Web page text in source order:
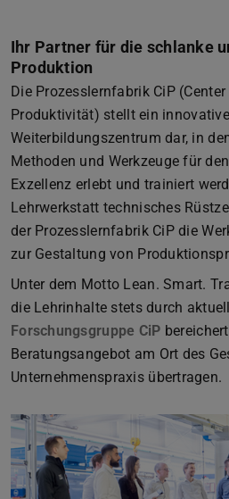
Ihr Partner für die schlanke
Produktion
Die Prozesslernfabrik CiP
Produktivität) stellt ein
Weiterbildungszentrum dar, in
Methoden und Werkzeuge für
Exzellenz erlebt und trainiert
Lehrwerkstatt technisches
der Prozesslernfabrik CiP die
zur Gestaltung von
Unter dem Motto Lean. Smart.
die Lehrinhalte stets durch
Forschungsgruppe CiP
Beratungsangebot am Ort des
Unternehmenspraxis übertragen.